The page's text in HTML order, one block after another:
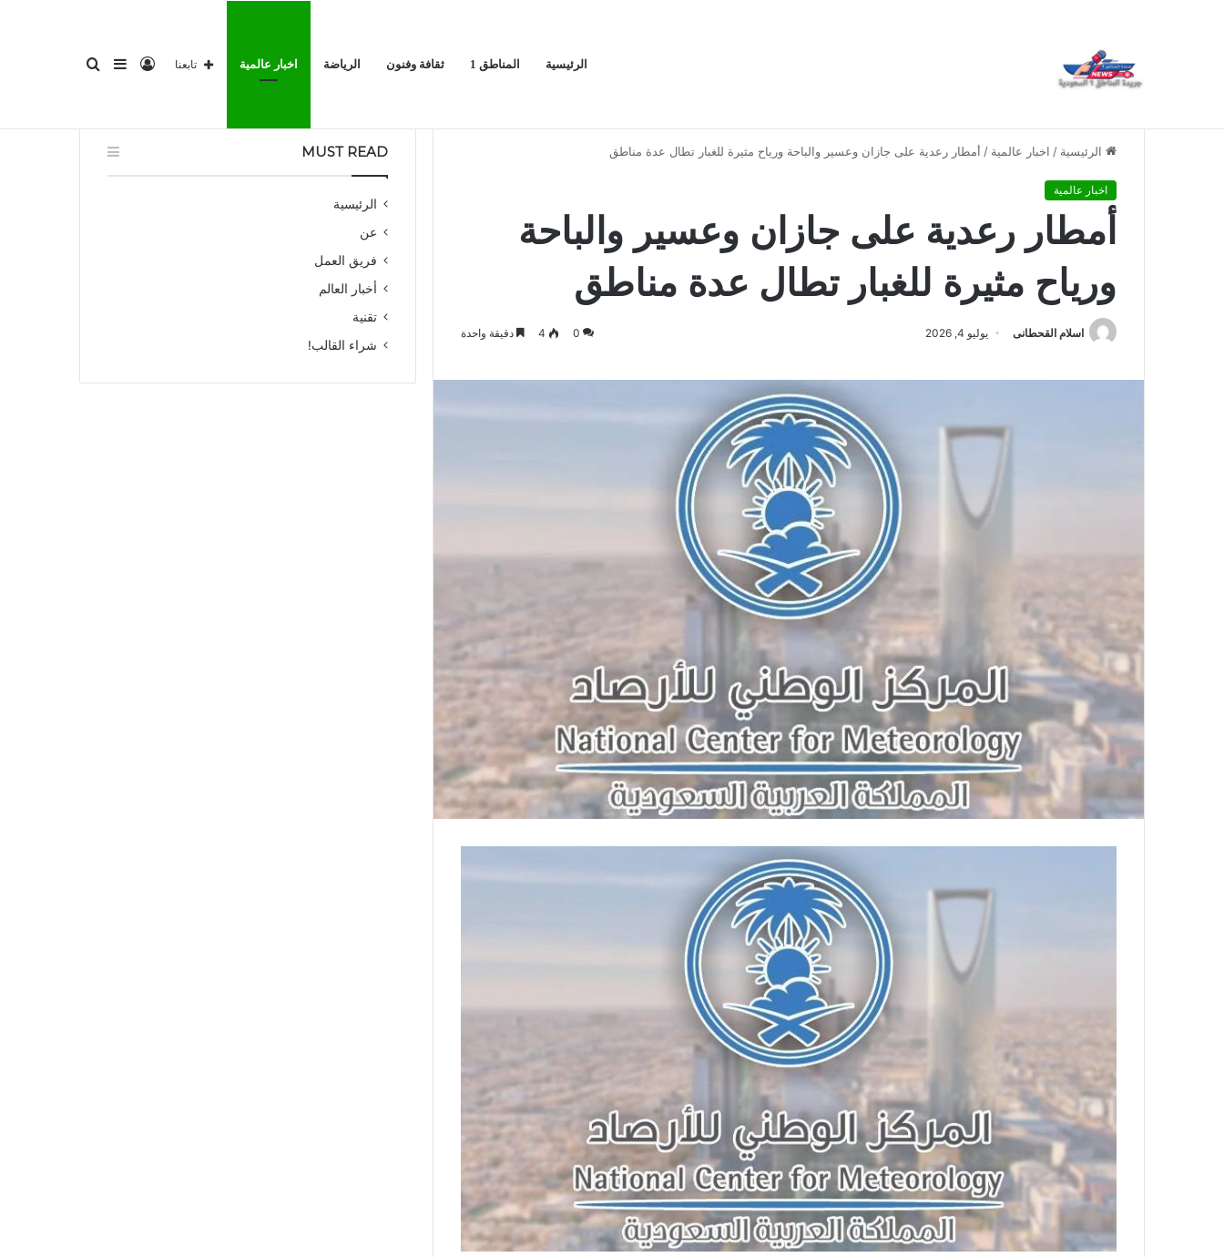
الرئيسية المناطق 1 ثقافة وفنون الرياضة اخبار عالمية إضافةتسجيل تابعنا أخبار عاجلة العمري : وكيلا بمنظمة الامم المتحدة للتدريب والاعلام ال UN MTC بالمملكة ودول الخليج العربي الرئيسية المناطق 1 ثقافة وفنون الرياضة اخبار عالمية
الرئيسية / اخبار عالمية / أمطار رعدية على جازان وعسير والباحة ورياح مثيرة للغبار تطال عدة مناطق
اخبار عالمية
أمطار رعدية على جازان وعسير والباحة
ورياح مثيرة للغبار تطال عدة مناطق
اسلام القحطانى يوليو 4, 2026 0
4 دقيقة واحدة
MUST READ
الرئيسية
عن
فريق العمل
أخبار العالم
تقنية
شراء القالب!